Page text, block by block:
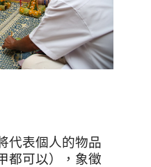
代表個人的物品
都可以），象徵